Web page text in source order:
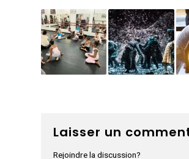
Laisser un
Rejoindre la discussion?